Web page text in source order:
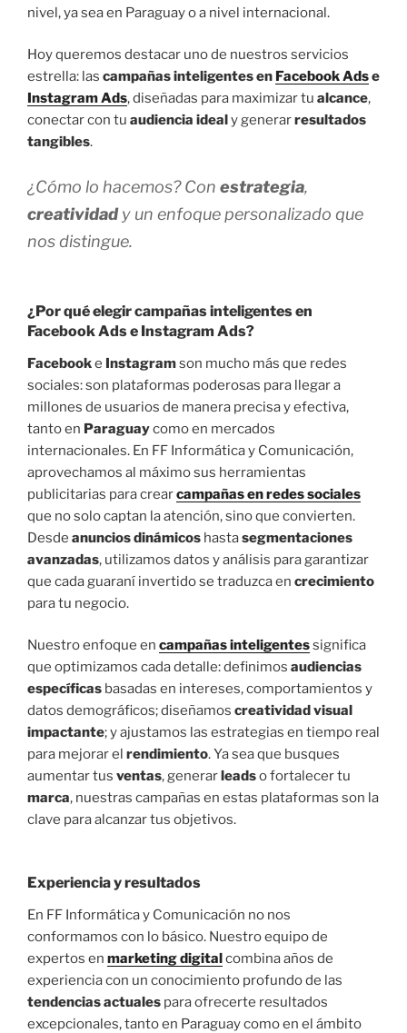
nivel, ya sea en Paraguay o a nivel internacional.
Hoy queremos destacar uno de nuestros servicios
estrella: las campañas inteligentes en Facebook Adse
Instagram Ads, diseñadas para maximizar tu alcance,
conectar con tu audiencia idealy generarresultados
tangibles.
¿Cómo lo hacemos? Con estrategia,
creatividady un enfoque personalizado que
nos distingue.
¿Por qué elegircampañas inteligentesen
Facebook Adse Instagram Ads?
Facebooke Instagramson mucho más que redes
sociales: son plataformas poderosas para llegar a
millones de usuarios de manera precisa y efectiva,
tanto en Paraguaycomo en mercados
internacionales. En FF Informática y Comunicación,
aprovechamos al máximo sus herramientas
publicitarias para crearcampañas en redes sociales
que no solo captan la atención, sino que convierten.
Desde anuncios dinámicos hastasegmentaciones
avanzadas, utilizamos datos y análisis para garantizar
que cada guaraní invertido se traduzca en crecimiento
para tu negocio.
Nuestro enfoque en campañas inteligentessignifica
que optimizamos cada detalle: definimos audiencias
específicas basadas en intereses, comportamientos y
datos demográficos; diseñamos creatividad visual
impactante; y ajustamos las estrategias en tiempo real
para mejorar el rendimiento. Ya sea que busques
aumentar tus ventas, generarleadso fortalecer tu
marca, nuestras campañas en estas plataformas son la
clave para alcanzar tus objetivos.
Experienciayresultados
En FF Informática y Comunicación no nos
conformamos con lo básico. Nuestro equipo de
expertos en marketing digitalcombina años de
experiencia con un conocimiento profundo de las
tendencias actuales para ofrecerte resultados
excepcionales, tanto en Paraguay como en el ámbito